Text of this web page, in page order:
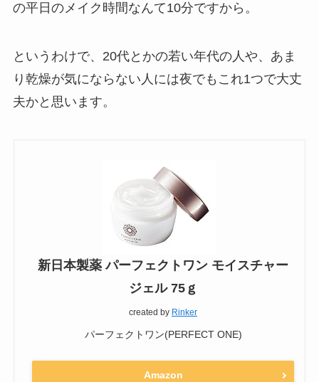
の平日のメイク時間なんて10分ですから。
というわけで、20代とかの若い年代の人や、あま
り乾燥が気にならない人には夜でもこれ1つで大丈
夫かと思います。
新日本製薬 パーフェクトワン モイスチャー
ジェル 75ｇ
created by Rinker
パーフェクトワン(PERFECT ONE)
Amazon